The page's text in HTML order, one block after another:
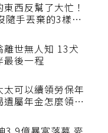
東西反幫了大忙！
隨手丟棄的3樣物
離世無人知 13犬
最後一程
太可以續領勞保年
資格